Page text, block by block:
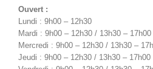
Ouvert :
Lundi : 9h00 – 12h30
Mardi : 9h00 – 12h30 / 13h30 – 17h00
Mercredi : 9h00 – 12h30 / 13h30 –
Jeudi : 9h00 – 12h30 / 13h30 – 17h00